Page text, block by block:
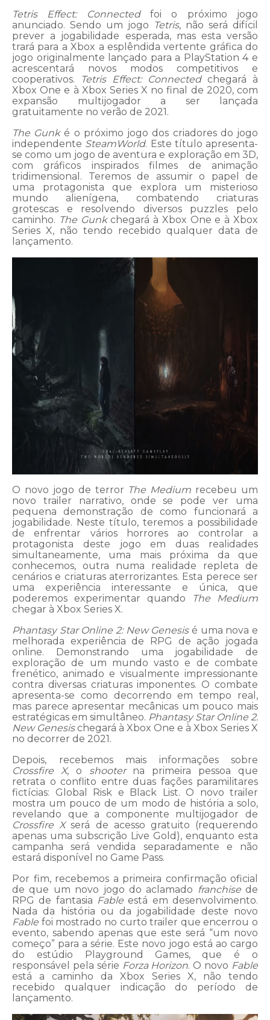
Tetris Effect: Connectedfoi o próximo jogo
anunciado. Sendo um jogo Tetris, não será difícil
prever a jogabilidade esperada, mas esta versão
trará para a Xbox a esplêndida vertente gráfica do
jogo originalmente lançado para a PlayStation 4 e
acrescentará novos modos competitivos e
cooperativos.
Tetris Effect: Connectedchegará à
Xbox One e à Xbox Series X no final de 2020, com
expansão multijogador a ser lançada
gratuitamente no verão de 2021.
The Gunké o próximo jogo dos criadores do jogo
independente SteamWorld. Este título apresenta-
se como um jogo de aventura e exploração em 3D,
com gráficos inspirados filmes de animação
tridimensional. Teremos de assumir o papel de
uma protagonista que explora um misterioso
mundo alienígena, combatendo criaturas
grotescas e resolvendo diversos puzzles pelo
caminho. The Gunkchegará à Xbox One e à Xbox
Series X, não tendo recebido qualquer data de
lançamento.
O novo jogo de terror The Medium recebeu um
novo trailer narrativo, onde se pode ver uma
pequena demonstração de como funcionará a
jogabilidade. Neste título, teremos a possibilidade
de enfrentar vários horrores ao controlar a
protagonista deste jogo em duas realidades
simultaneamente, uma mais próxima da que
conhecemos, outra numa realidade repleta de
cenários e criaturas aterrorizantes. Esta perece ser
uma experiência interessante e única, que
poderemos experimentar quando
The Medium
chegar à Xbox Series X.
Phantasy Star Online 2: New Genesisé uma nova e
melhorada experiência de RPG de ação jogada
online. Demonstrando uma jogabilidade de
exploração de um mundo vasto e de combate
frenético, animado e visualmente impressionante
contra diversas criaturas imponentes. O combate
apresenta-se como decorrendo em tempo real,
mas parece apresentar mecânicas um pouco mais
estratégicas em simultâneo. Phantasy Star Online 2:
New Genesischegará à Xbox One e à Xbox Series X
no decorrer de 2021.
Depois, recebemos mais informações sobre
Crossfire X, o shooter na primeira pessoa que
retrata o conflito entre duas fações paramilitares
fictícias: Global Risk e Black List. O novo trailer
mostra um pouco de um modo de história a solo,
revelando que a componente multijogador de
Crossfire Xserá de acesso gratuito (requerendo
apenas uma subscrição Live Gold), enquanto esta
campanha será vendida separadamente e não
estará disponível no Game Pass.
Por fim, recebemos a primeira confirmação oficial
de que um novo jogo do aclamado franchise de
RPG de fantasia Fable está em desenvolvimento.
Nada da história ou da jogabilidade deste novo
Fable foi mostrado no curto trailer que encerrou o
evento, sabendo apenas que este será “um novo
começo” para a série. Este novo jogo está ao cargo
do estúdio Playground Games, que é o
responsável pela série Forza Horizon. O novo Fable
está a caminho da Xbox Series X, não tendo
recebido qualquer indicação do período de
lançamento.